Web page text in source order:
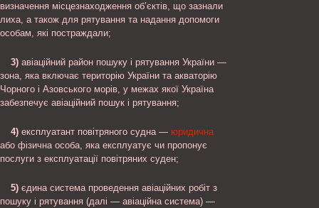
визначення місцезнаходження об’єктів, що зазнали
лиха, а також для рятування та надання допомоги
особам, які постраждали;
3) авіаційний район пошуку і рятування України —
зона, яка включає територію України та акваторію
Чорного і Азовського морів, у межах якої Україна
забезпечує авіаційний пошук і рятування;
4) експлуатант повітряного судна — юридична
або фізична особа, яка експлуатує чи пропонує
послуги з експлуатації повітряних суден;
5) єдина система проведення авіаційних робіт з
пошуку і рятування (далі — авіаційна система) —